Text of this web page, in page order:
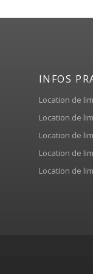
INFOS
Location de
Location de
Location de
Location de
Location de